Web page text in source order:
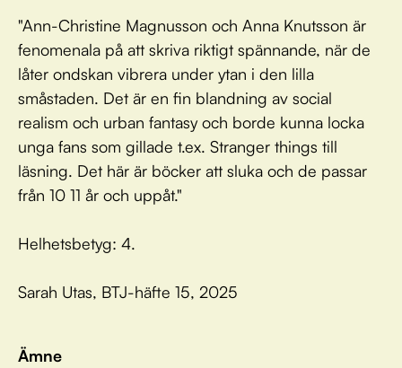
"Ann-Christine Magnusson och Anna Knutsson är
fenomenala på att skriva riktigt spännande, när de
låter ondskan vibrera under ytan i den lilla
småstaden. Det är en fin blandning av social
realism och urban fantasy och borde kunna locka
unga fans som gillade t.ex. Stranger things till
läsning. Det här är böcker att sluka och de passar
från 10 11 år och uppåt."
Helhetsbetyg: 4.
Sarah Utas, BTJ-häfte 15, 2025
Ämne